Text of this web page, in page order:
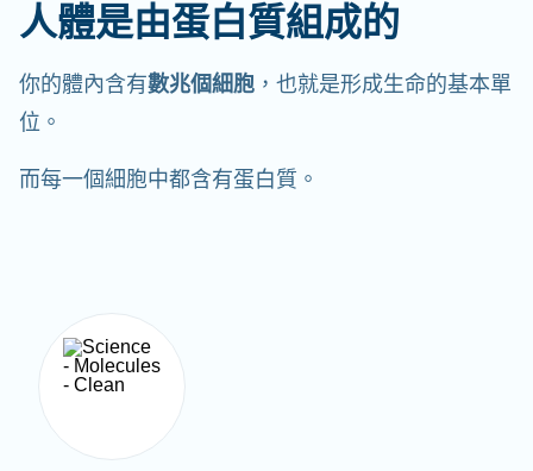
人體是由蛋白質組成的
你的體內含有數兆個細胞 ，也就是形成生命的基本單
位。
而每一個細胞中都含有蛋白質。